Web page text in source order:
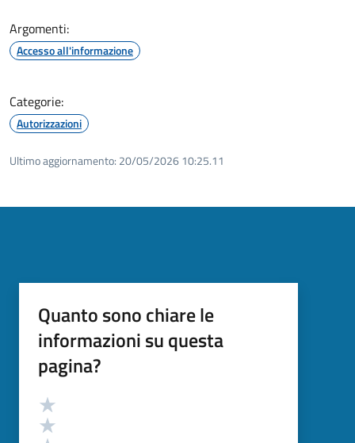
Argomenti:
Accesso all'informazione
Categorie:
Autorizzazioni
Ultimo aggiornamento: 20/05/2026 10:25.11
Quanto sono chiare le
informazioni su questa
pagina?
Valutazione